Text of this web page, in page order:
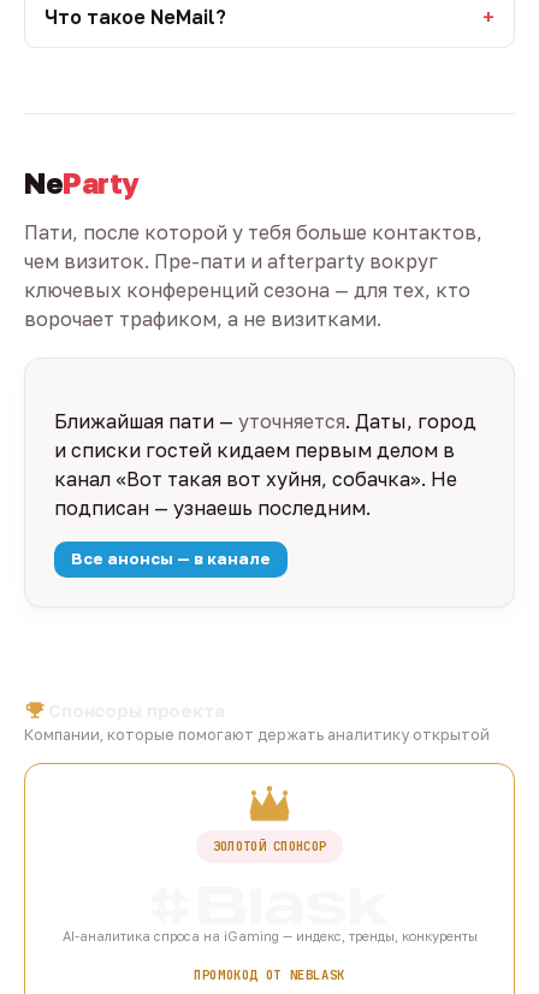
Что такое NeMail?
NeParty
Пати, после которой у тебя больше контактов,
чем визиток. Пре-пати и afterparty вокруг
ключевых конференций сезона — для тех, кто
ворочает трафиком, а не визитками.
Ближайшая пати — уточняется. Даты, город
и списки гостей кидаем первым делом в
канал «Вот такая вот хуйня, собачка». Не
подписан — узнаешь последним.
Все анонсы — в канале
Компании, которые помогают держать аналитику открытой
ЗОЛОТОЙ СПОНСОР
AI-аналитика спроса на iGaming — индекс, тренды, конкуренты
ПРОМОКОД ОТ NEBLASK